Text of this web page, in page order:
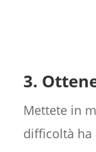
3.
Mettete in
difficoltà ha